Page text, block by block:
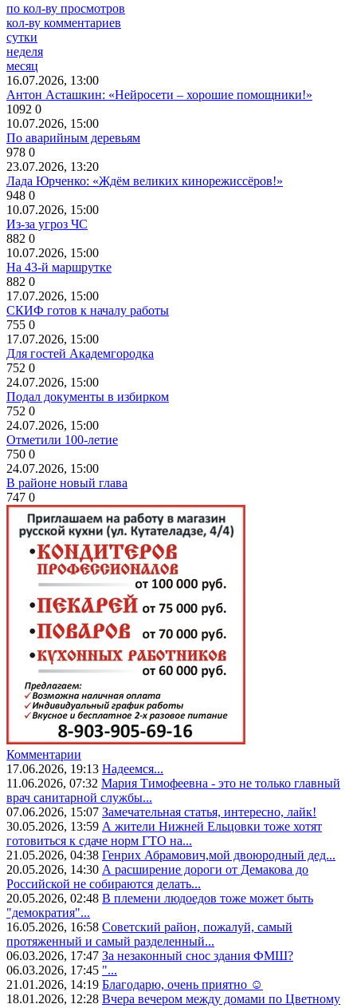
по кол-ву просмотров
кол-ву комментариев
сутки
неделя
месяц
16.07.2026, 13:00
Антон Асташкин: «Нейросети – хорошие помощники!»
1092 0
10.07.2026, 15:00
По аварийным деревьям
978 0
23.07.2026, 13:20
Лада Юрченко: «Ждём великих кинорежиссёров!»
948 0
10.07.2026, 15:00
Из-за угроз ЧС
882 0
10.07.2026, 15:00
На 43-й маршрутке
882 0
17.07.2026, 15:00
СКИФ готов к началу работы
755 0
17.07.2026, 15:00
Для гостей Академгородка
752 0
24.07.2026, 15:00
Подал документы в избирком
752 0
24.07.2026, 15:00
Отметили 100-летие
750 0
24.07.2026, 15:00
В районе новый глава
747 0
Комментарии
17.06.2026, 19:13 Надеемся...
11.06.2026, 07:32 Мария Тимофеевна - это не только главный
врач санитарной службы...
07.06.2026, 15:07 Замечательная статья, интересно, лайк!
30.05.2026, 13:59 А жители Нижней Ельцовки тоже хотят
готовиться к сдаче норм ГТО на...
21.05.2026, 04:38 Генрих Абрамович,мой двоюродный дед...
20.05.2026, 14:30 А расширение дороги от Демакова до
Российской не собираются делать...
20.05.2026, 02:48 В племени людоедов тоже может быть
"демократия"...
16.05.2026, 16:58 Советский район, пожалуй, самый
протяженный и самый разделенный...
06.03.2026, 17:47 За незаконный снос здания ФМШ?
06.03.2026, 17:45 "...
21.01.2026, 14:19 Благодарю, очень приятно ☺️
18.01.2026, 12:28 Вчера вечером между домами по Цветному